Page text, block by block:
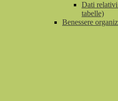
Dati
tabelle)
Benessere